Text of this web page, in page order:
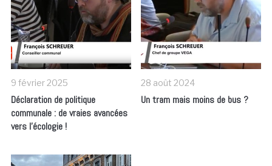
9 février 2025
Déclaration de politique
communale : de vraies avancées
vers l’écologie !
28 août 2024
Un tram mais moins de bus ?